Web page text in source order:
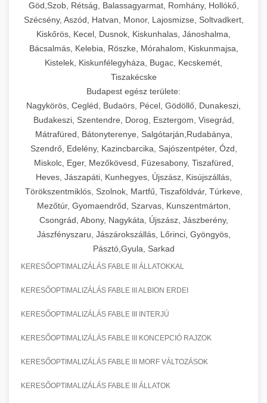
Göd,Szob, Rétság, Balassagyarmat, Romhány, Hollókő,
Szécsény, Aszód, Hatvan, Monor, Lajosmizse, Soltvadkert,
Kiskőrös, Kecel, Dusnok, Kiskunhalas, Jánoshalma,
Bácsalmás, Kelebia, Röszke, Mórahalom, Kiskunmajsa,
Kistelek, Kiskunfélegyháza, Bugac, Kecskemét,
Tiszakécske
Budapest egész területe:
Nagykörös, Cegléd, Budaörs, Pécel, Gödöllő, Dunakeszi,
Budakeszi, Szentendre, Dorog, Esztergom, Visegrád,
Mátrafüred, Bátonyterenye, Salgótarján,Rudabánya,
Szendrő, Edelény, Kazincbarcika, Sajószentpéter, Ózd,
Miskolc, Eger, Mezőkövesd, Füzesabony, Tiszafüred,
Heves, Jászapáti, Kunhegyes, Újszász, Kisújszállás,
Törökszentmiklós, Szolnok, Martfű, Tiszaföldvár, Túrkeve,
Mezőtúr, Gyomaendrőd, Szarvas, Kunszentmárton,
Csongrád, Abony, Nagykáta, Újszász, Jászberény,
Jászfényszaru, Jászárokszállás, Lőrinci, Gyöngyös,
Pásztó,Gyula, Sarkad
KERESŐOPTIMALIZÁLÁS FABLE III ÁLLATOKKAL
KERESŐOPTIMALIZÁLÁS FABLE III ALBION ERDEI
KERESŐOPTIMALIZÁLÁS FABLE III INTERJÚ
KERESŐOPTIMALIZÁLÁS FABLE III KONCEPCIÓ RAJZOK
KERESŐOPTIMALIZÁLÁS FABLE III MORF VÁLTOZÁSOK
KERESŐOPTIMALIZÁLÁS FABLE III ÁLLATOK